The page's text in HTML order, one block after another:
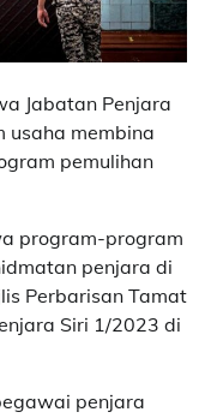
Jabatan Penjara
usaha membina
pemulihan
program-program
penjara di
Perbarisan Tamat
Siri 1/2023 di
penjara